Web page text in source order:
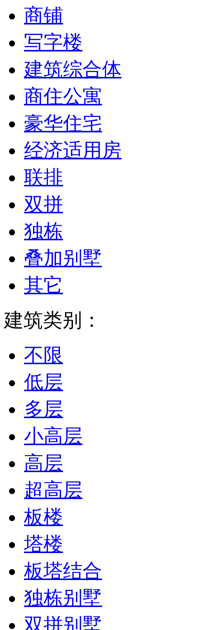
商铺
写字楼
建筑综合体
商住公寓
豪华住宅
经济适用房
联排
双拼
独栋
叠加别墅
其它
建筑类别：
不限
低层
多层
小高层
高层
超高层
板楼
塔楼
板塔结合
独栋别墅
双拼别墅